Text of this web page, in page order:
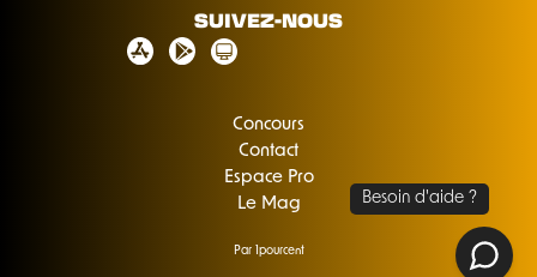
SUIVEZ-NOUS
Concours
Contact
Espace Pro
Le Mag
Par 1pourcent